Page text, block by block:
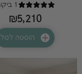
1 ביקורת
₪5,210
הוספה לסל